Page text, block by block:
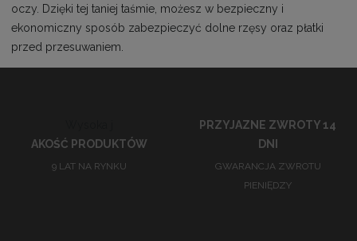
oczy. Dzięki tej taniej taśmie, możesz w bezpieczny i
ekonomiczny sposób zabezpieczyć dolne rzęsy oraz płatki
przed przesuwaniem.
AKOŚĆ PRODUKTÓW
9 LAT NA RYNKU
PRZYJAZNE ZWROTY 14
DNI
GWARANCJA ZWROTU
PIENIĘDZY